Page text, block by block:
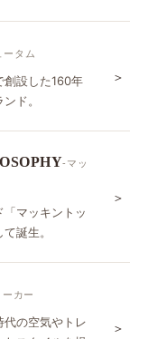
ータム
創設した160年
ド。
＞
-マッ
マッキントッ
誕生。
＞
カー
の空気やトレ
＞